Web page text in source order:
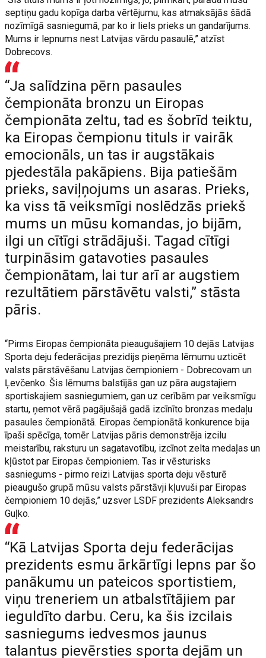
septiņu gadu kopīga darba vērtējumu, kas atmaksājās šādā
nozīmīgā sasniegumā, par ko ir liels prieks un gandarījums.
Mums ir lepnums nest Latvijas vārdu pasaulē,” atzīst
Dobrecovs.
“Ja salīdzina pērn pasaules
čempionāta bronzu un Eiropas
čempionāta zeltu, tad es šobrīd teiktu,
ka Eiropas čempionu tituls ir vairāk
emocionāls, un tas ir augstākais
pjedestāla pakāpiens. Bija patiešām
prieks, saviļņojums un asaras. Prieks,
ka viss tā veiksmīgi noslēdzās priekš
mums un mūsu komandas, jo bijām,
ilgi un cītīgi strādājuši. Tagad cītīgi
turpināsim gatavoties pasaules
čempionātam, lai tur arī ar augstiem
rezultātiem pārstāvētu valsti,” stāsta
pāris.
“Pirms Eiropas čempionāta pieaugušajiem 10 dejās Latvijas
Sporta deju federācijas prezidijs pieņēma lēmumu uzticēt
valsts pārstāvēšanu Latvijas čempioniem - Dobrecovam un
Ļevčenko. Šis lēmums balstījās gan uz pāra augstajiem
sportiskajiem sasniegumiem, gan uz cerībām par veiksmīgu
startu, ņemot vērā pagājušajā gadā izcīnīto bronzas medaļu
pasaules čempionātā. Eiropas čempionātā konkurence bija
īpaši spēcīga, tomēr Latvijas pāris demonstrēja izcilu
meistarību, raksturu un sagatavotību, izcīnot zelta medaļas un
kļūstot par Eiropas čempioniem. Tas ir vēsturisks
sasniegums - pirmo reizi Latvijas sporta deju vēsturē
pieaugušo grupā mūsu valsts pārstāvji kļuvuši par Eiropas
čempioniem 10 dejās,” uzsver LSDF prezidents Aleksandrs
Guļko.
“Kā Latvijas Sporta deju federācijas
prezidents esmu ārkārtīgi lepns par šo
panākumu un pateicos sportistiem,
viņu treneriem un atbalstītājiem par
ieguldīto darbu. Ceru, ka šis izcilais
sasniegums iedvesmos jaunus
talantus pievērsties sporta dejām un